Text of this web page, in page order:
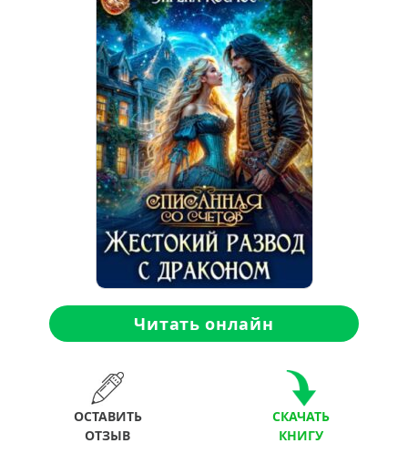
Читать онлайн
ОСТАВИТЬ
ОТЗЫВ
СКАЧАТЬ
КНИГУ